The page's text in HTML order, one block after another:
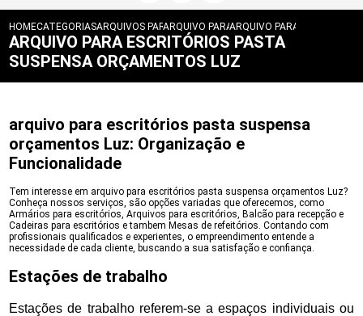
HOMECATEGORIASARQUIVOS PARA ESCRITORIOS
ARQUIVO PARA ESCRITORIO
ARQUIVO PARA
ARQUIVO PARA ESCRITÓRIOS PASTA
SUSPENSA ORÇAMENTOS LUZ
arquivo para escritórios pasta suspensa
orçamentos Luz: Organização e
Funcionalidade
Tem interesse em arquivo para escritórios pasta suspensa orçamentos Luz?
Conheça nossos serviços, são opções variadas que oferecemos, como
Armários para escritórios, Arquivos para escritórios, Balcão para recepção e
Cadeiras para escritórios e tambem Mesas de refeitórios. Contando com
profissionais qualificados e experientes, o empreendimento entende a
necessidade de cada cliente, buscando a sua satisfação e confiança.
Estações de trabalho
Estações de trabalho referem-se a espaços individuais ou